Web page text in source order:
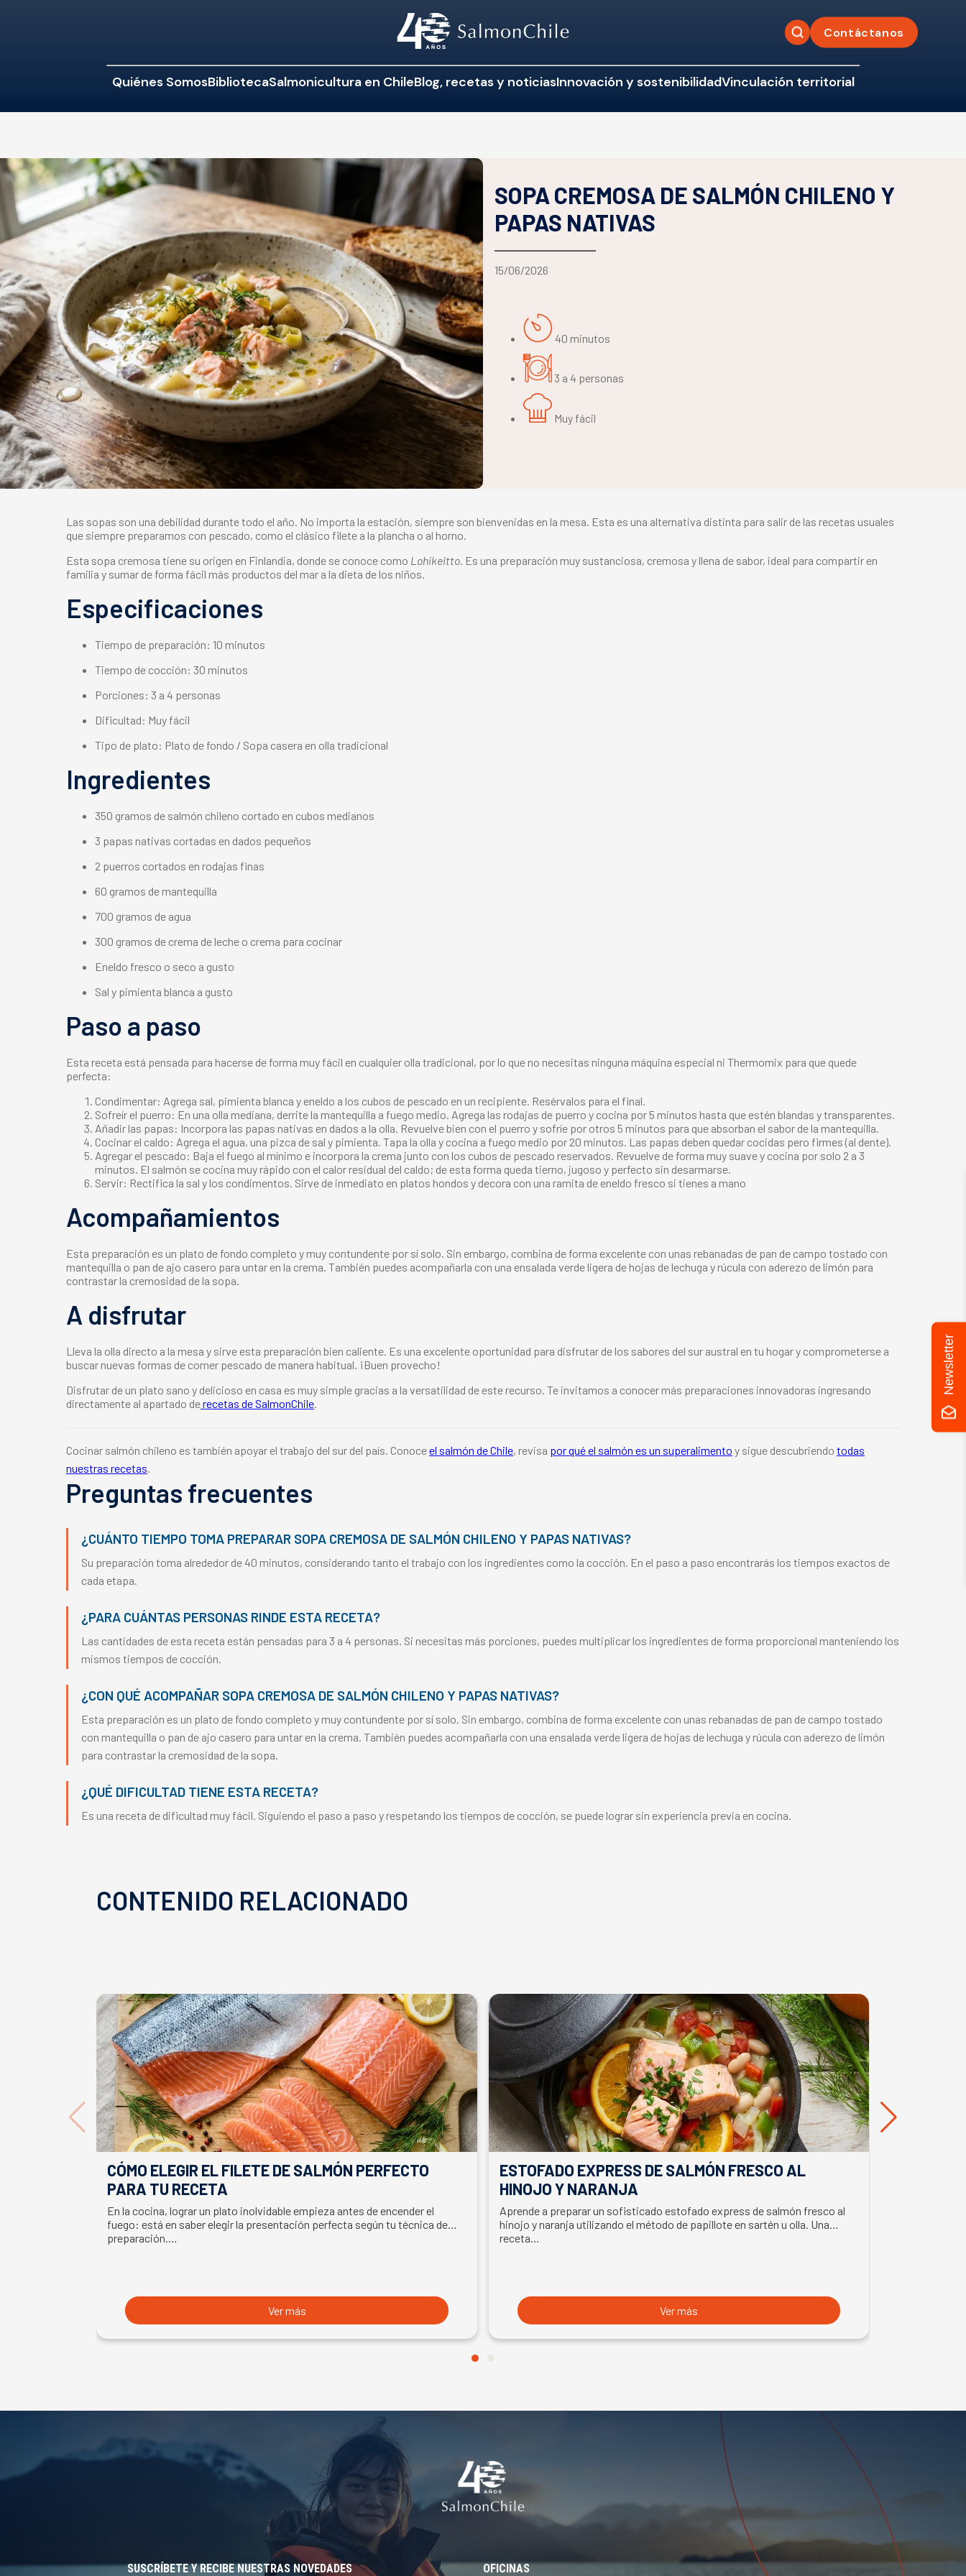
Contáctanos
Quiénes SomosBibliotecaSalmonicultura en ChileBlog, recetas y noticiasInnovación y sostenibilidadVinculación territorial
SOPA CREMOSA DE SALMÓN CHILENO Y
PAPAS NATIVAS
15/06/2026
40 minutos
3 a 4 personas
Muy fácil
Las sopas son una debilidad durante todo el año. No importa la estación, siempre son bienvenidas en la mesa. Esta es una alternativa distinta para salir de las recetas usuales
que siempre preparamos con pescado, como el clásico filete a la plancha o al horno.
Esta sopa cremosa tiene su origen en Finlandia, donde se conoce como Lohikeitto . Es una preparación muy sustanciosa, cremosa y llena de sabor, ideal para compartir en
familia y sumar de forma fácil más productos del mar a la dieta de los niños.
Especificaciones
Tiempo de preparación: 10 minutos
Tiempo de cocción: 30 minutos
Porciones: 3 a 4 personas
Dificultad: Muy fácil
Tipo de plato: Plato de fondo / Sopa casera en olla tradicional
Ingredientes
350 gramos de salmón chileno cortado en cubos medianos
3 papas nativas cortadas en dados pequeños
2 puerros cortados en rodajas finas
60 gramos de mantequilla
700 gramos de agua
300 gramos de crema de leche o crema para cocinar
Eneldo fresco o seco a gusto
Sal y pimienta blanca a gusto
Paso a paso
Esta receta está pensada para hacerse de forma muy fácil en cualquier olla tradicional, por lo que no necesitas ninguna máquina especial ni Thermomix para que quede
perfecta:
Condimentar: Agrega sal, pimienta blanca y eneldo a los cubos de pescado en un recipiente. Resérvalos para el final.
Sofreír el puerro: En una olla mediana, derrite la mantequilla a fuego medio. Agrega las rodajas de puerro y cocina por 5 minutos hasta que estén blandas y transparentes.
Añadir las papas: Incorpora las papas nativas en dados a la olla. Revuelve bien con el puerro y sofríe por otros 5 minutos para que absorban el sabor de la mantequilla.
Cocinar el caldo: Agrega el agua, una pizca de sal y pimienta. Tapa la olla y cocina a fuego medio por 20 minutos. Las papas deben quedar cocidas pero firmes (al dente).
Agregar el pescado: Baja el fuego al mínimo e incorpora la crema junto con los cubos de pescado reservados. Revuelve de forma muy suave y cocina por solo 2 a 3
minutos. El salmón se cocina muy rápido con el calor residual del caldo; de esta forma queda tierno, jugoso y perfecto sin desarmarse.
Servir: Rectifica la sal y los condimentos. Sirve de inmediato en platos hondos y decora con una ramita de eneldo fresco si tienes a mano
Acompañamientos
Esta preparación es un plato de fondo completo y muy contundente por sí solo. Sin embargo, combina de forma excelente con unas rebanadas de pan de campo tostado con
mantequilla o pan de ajo casero para untar en la crema. También puedes acompañarla con una ensalada verde ligera de hojas de lechuga y rúcula con aderezo de limón para
contrastar la cremosidad de la sopa.
A disfrutar
Lleva la olla directo a la mesa y sirve esta preparación bien caliente. Es una excelente oportunidad para disfrutar de los sabores del sur austral en tu hogar y comprometerse a
buscar nuevas formas de comer pescado de manera habitual. ¡Buen provecho!
Disfrutar de un plato sano y delicioso en casa es muy simple gracias a la versatilidad de este recurso. Te invitamos a conocer más preparaciones innovadoras ingresando
directamente al apartado derecetas de SalmonChile
Cocinar salmón chileno es también apoyar el trabajo del sur del país. Conoceel salmón de Chile, revisa por qué el salmón es un superalimento y sigue descubriendo todas
nuestras recetas
Preguntas frecuentes
¿CUÁNTO TIEMPO TOMA PREPARAR SOPA CREMOSA DE SALMÓN CHILENO Y PAPAS NATIVAS?
Su preparación toma alrededor de 40 minutos, considerando tanto el trabajo con los ingredientes como la cocción. En el paso a paso encontrarás los tiempos exactos de
cada etapa.
¿PARA CUÁNTAS PERSONAS RINDE ESTA RECETA?
Las cantidades de esta receta están pensadas para 3 a 4 personas. Si necesitas más porciones, puedes multiplicar los ingredientes de forma proporcional manteniendo los
mismos tiempos de cocción.
¿CON QUÉ ACOMPAÑAR SOPA CREMOSA DE SALMÓN CHILENO Y PAPAS NATIVAS?
Esta preparación es un plato de fondo completo y muy contundente por sí solo. Sin embargo, combina de forma excelente con unas rebanadas de pan de campo tostado
con mantequilla o pan de ajo casero para untar en la crema. También puedes acompañarla con una ensalada verde ligera de hojas de lechuga y rúcula con aderezo de limón
para contrastar la cremosidad de la sopa.
¿QUÉ DIFICULTAD TIENE ESTA RECETA?
Es una receta de dificultad muy fácil. Siguiendo el paso a paso y respetando los tiempos de cocción, se puede lograr sin experiencia previa en cocina.
CONTENIDO RELACIONADO
CÓMO ELEGIR EL FILETE DE SALMÓN PERFECTO
PARA TU RECETA
En la cocina, lograr un plato inolvidable empieza antes de encender el
fuego: está en saber elegir la presentación perfecta según tu técnica de
preparación.…
Ver más
ESTOFADO EXPRESS DE SALMÓN FRESCO AL
HINOJO Y NARANJA
Aprende a preparar un sofisticado estofado express de salmón fresco al
hinojo y naranja utilizando el método de papillote en sartén u olla. Una
receta…
Ver más
SUSCRÍBETE Y RECIBE NUESTRAS NOVEDADES OFICINAS
Newsletter